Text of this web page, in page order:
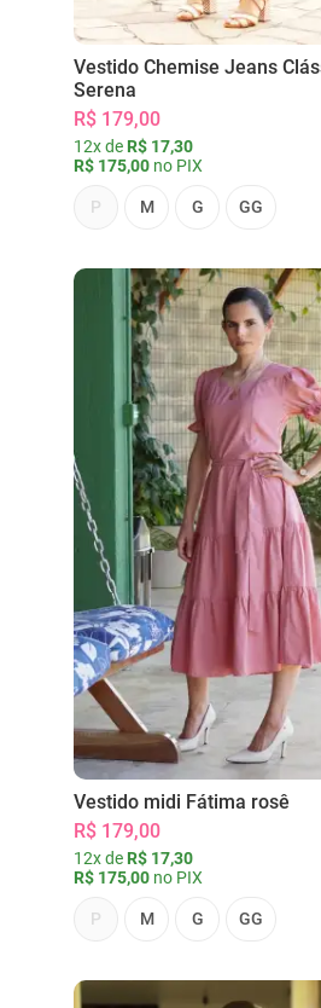
Vestido Chemise Jeans
Serena
R$ 179,00
12x de R$ 17,30
R$ 175,00 no PIX
P M G GG
Vestido midi Fátima rosê
R$ 179,00
12x de R$ 17,30
R$ 175,00 no PIX
P M G GG